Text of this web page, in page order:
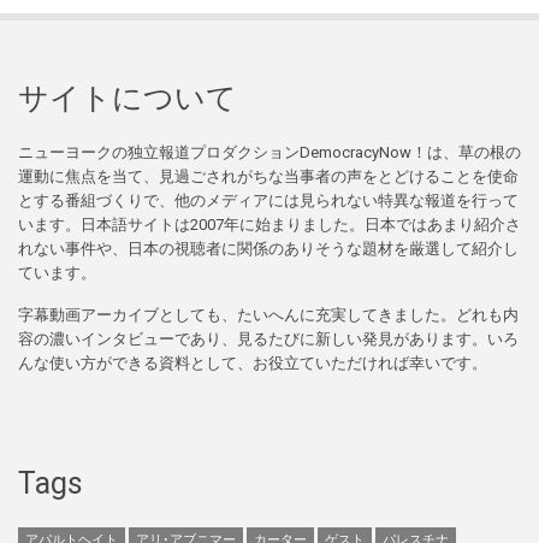
サイトについて
ニューヨークの独立報道プロダクションDemocracyNow！は、草の根の
運動に焦点を当て、見過ごされがちな当事者の声をとどけることを使命
とする番組づくりで、他のメディアには見られない特異な報道を行って
います。日本語サイトは2007年に始まりました。日本ではあまり紹介さ
れない事件や、日本の視聴者に関係のありそうな題材を厳選して紹介し
ています。
字幕動画アーカイブとしても、たいへんに充実してきました。どれも内
容の濃いインタビューであり、見るたびに新しい発見があります。いろ
んな使い方ができる資料として、お役立ていただければ幸いです。
Tags